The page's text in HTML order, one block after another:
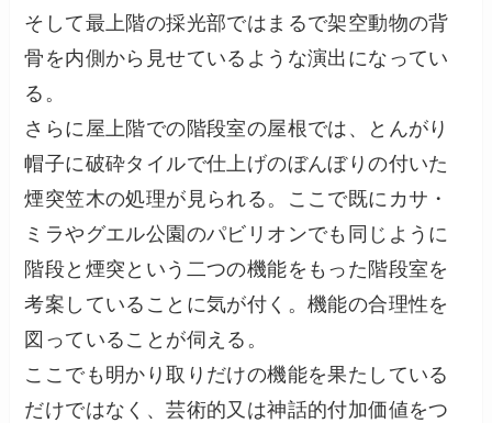
そして最上階の採光部ではまるで架空動物の背
骨を内側から見せているような演出になってい
る。
さらに屋上階での階段室の屋根では、とんがり
帽子に破砕タイルで仕上げのぼんぼりの付いた
煙突笠木の処理が見られる。ここで既にカサ・
ミラやグエル公園のパビリオンでも同じように
階段と煙突という二つの機能をもった階段室を
考案していることに気が付く。機能の合理性を
図っていることが伺える。
ここでも明かり取りだけの機能を果たしている
だけではなく、芸術的又は神話的付加価値をつ